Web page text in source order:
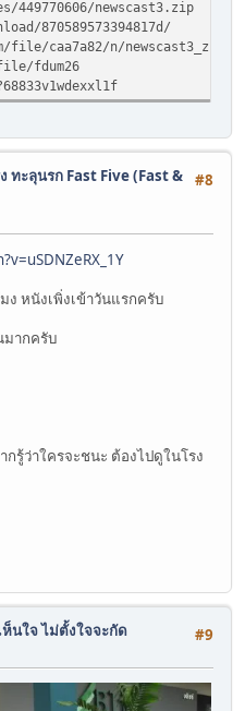
newscast3.zip
870589573394817d/
caa7a82/n/newscast3_zip
fdum26
#8
ทะลุนรก Fast Five (Fast &
ง หนังเพิ่งเข้าวันแรกครับ
มากครับ
กรู้ว่าใครจะชนะ ต้องไปดูในโรง
#9
นใจ ไม่ตั้งใจจะกัด